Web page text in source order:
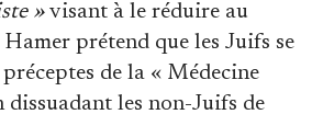
»visant à le réduire au
prétend que les Juifs se
de la « Médecine
dissuadant les non-Juifs de